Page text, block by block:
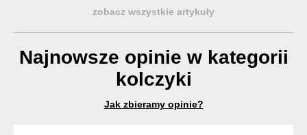
zobacz wszystkie artykuły
Najnowsze opinie w kategorii
kolczyki
Jak zbieramy opinie?